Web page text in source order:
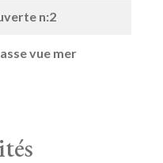
n:2
vue mer